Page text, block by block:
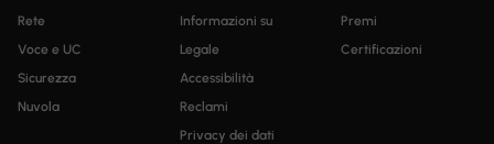
Rete
Voce e UC
Sicurezza
Nuvola
Informazioni su
Legale
Accessibilità
Reclami
Privacy dei dati
Premi
Certificazioni